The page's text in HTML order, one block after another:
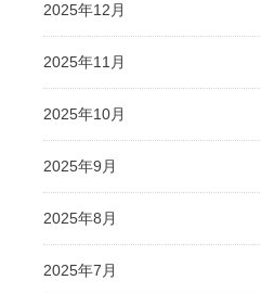
2025年12月
2025年11月
2025年10月
2025年9月
2025年8月
2025年7月